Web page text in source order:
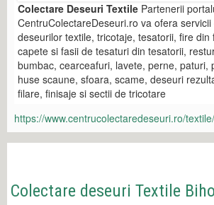
Colectare Deseuri Textile Partenerii
CentruColectareDeseuri.ro va ofera
deseurilor textile, tricotaje, tesatorii, fire din
capete si fasii de tesaturi din tesatorii,
bumbac, cearceafuri, lavete, perne, paturi,
huse scaune, sfoara, scame, deseuri
filare, finisaje si sectii de tricotare
https://www.centrucolectaredeseuri.ro/
Colectare deseuri Textile